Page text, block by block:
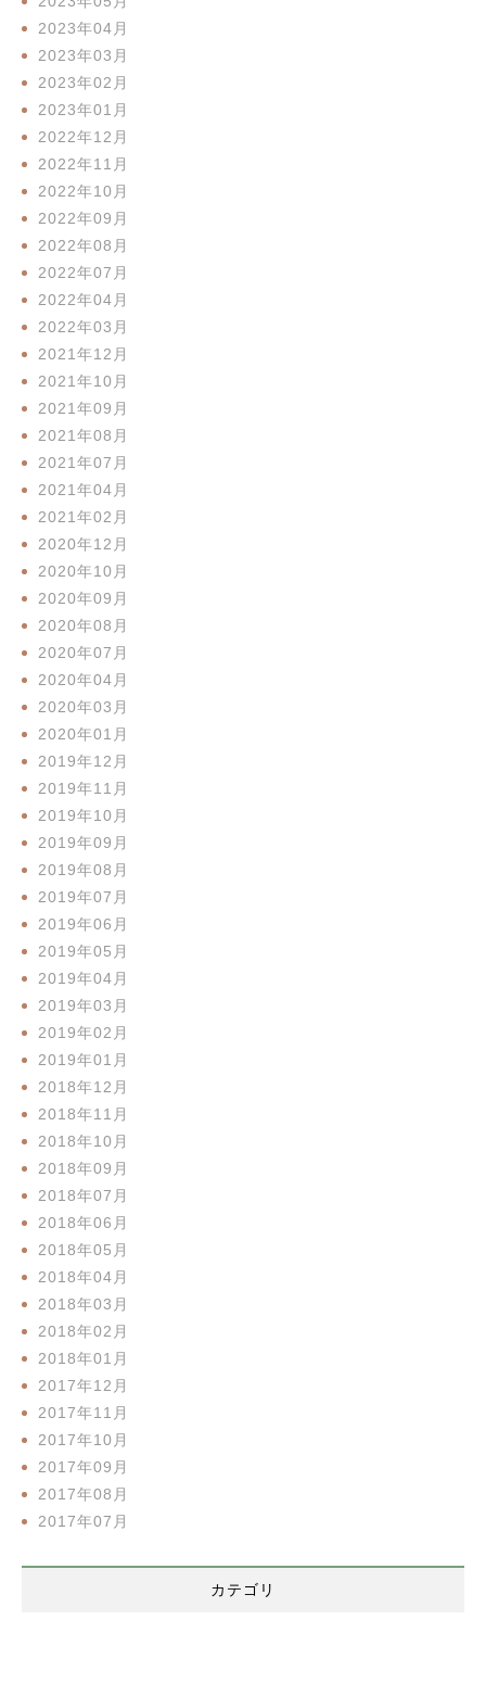
2023年04月
2023年03月
2023年02月
2023年01月
2022年12月
2022年11月
2022年10月
2022年09月
2022年08月
2022年07月
2022年04月
2022年03月
2021年12月
2021年10月
2021年09月
2021年08月
2021年07月
2021年04月
2021年02月
2020年12月
2020年10月
2020年09月
2020年08月
2020年07月
2020年04月
2020年03月
2020年01月
2019年12月
2019年11月
2019年10月
2019年09月
2019年08月
2019年07月
2019年06月
2019年05月
2019年04月
2019年03月
2019年02月
2019年01月
2018年12月
2018年11月
2018年10月
2018年09月
2018年07月
2018年06月
2018年05月
2018年04月
2018年03月
2018年02月
2018年01月
2017年12月
2017年11月
2017年10月
2017年09月
2017年08月
2017年07月
カテゴリ